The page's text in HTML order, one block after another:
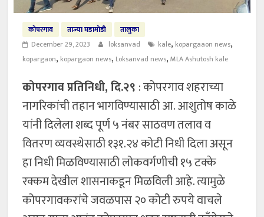
कोपरगाव ताज्या घडामोडी
तालुका
December 29, 2023
loksanvad kale, kopargaaon news,
kopargaon, kopargaon news, Loksanvad news,MLA Ashutosh kale
कोपरगाव प्रतिनिधी, दि.२९ : कोपरगाव शहराच्या
नागरिकांची तहान भागविण्यासाठी आ. आशुतोष काळे
यांनी दिलेला शब्द पूर्ण ५ नंबर साठवण तलाव व
वितरण व्यवस्थेसाठी १३१.२४ कोटी निधी दिला असून
हा निधी मिळविण्यासाठी लोकवर्गणीची १५ टक्के
रक्कम देखील शासनाकडून मिळविली आहे. त्यामुळे
कोपरगावकरांचे जवळपास २० कोटी रुपये वाचले